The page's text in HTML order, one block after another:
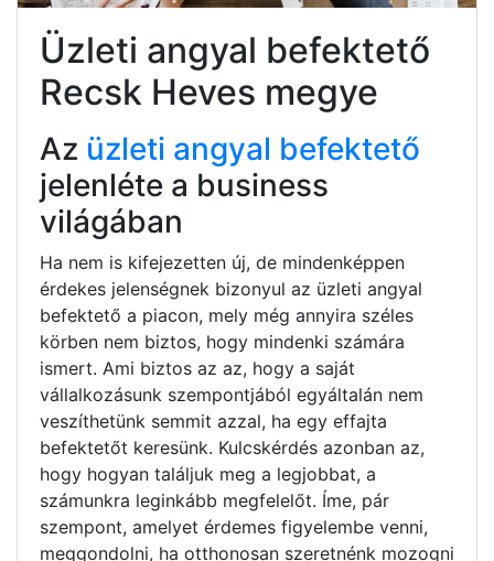
Üzleti angyal befektető
Recsk Heves megye
Az üzleti angyal befektető
jelenléte a business
világában
Ha nem is kifejezetten új, de mindenképpen
érdekes jelenségnek bizonyul az üzleti angyal
befektető a piacon, mely még annyira széles
körben nem biztos, hogy mindenki számára
ismert. Ami biztos az az, hogy a saját
vállalkozásunk szempontjából egyáltalán nem
veszíthetünk semmit azzal, ha egy effajta
befektetőt keresünk. Kulcskérdés azonban az,
hogy hogyan találjuk meg a legjobbat, a
számunkra leginkább megfelelőt. Íme, pár
szempont, amelyet érdemes figyelembe venni,
meggondolni, ha otthonosan szeretnénk mozogni